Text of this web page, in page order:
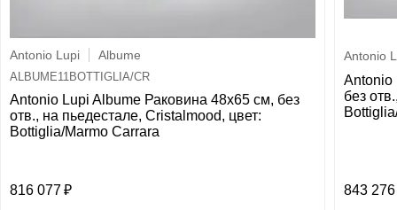
Antonio Lupi Albume
ALBUME11BOTTIGLIA/CR
Antonio Lupi Albume Раковина 48х65 см, без
отв., на пьедестале, Cristalmood, цвет:
Bottiglia/Marmo Carrara
816 077
Antonio
Antonio
без
843 276